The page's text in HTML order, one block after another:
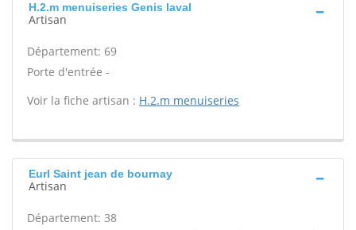
H.2.m menuiseries Genis laval
Artisan
Département: 69
Porte d'entrée -
Voir la fiche artisan : H.2.m menuiseries
Eurl Saint jean de bournay
Artisan
Département: 38